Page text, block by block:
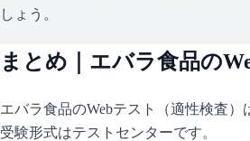
しょう。
まとめ｜ エバラ食品の
エバラ食品のWebテスト（適性検査）
受験形式はテストセンターです。